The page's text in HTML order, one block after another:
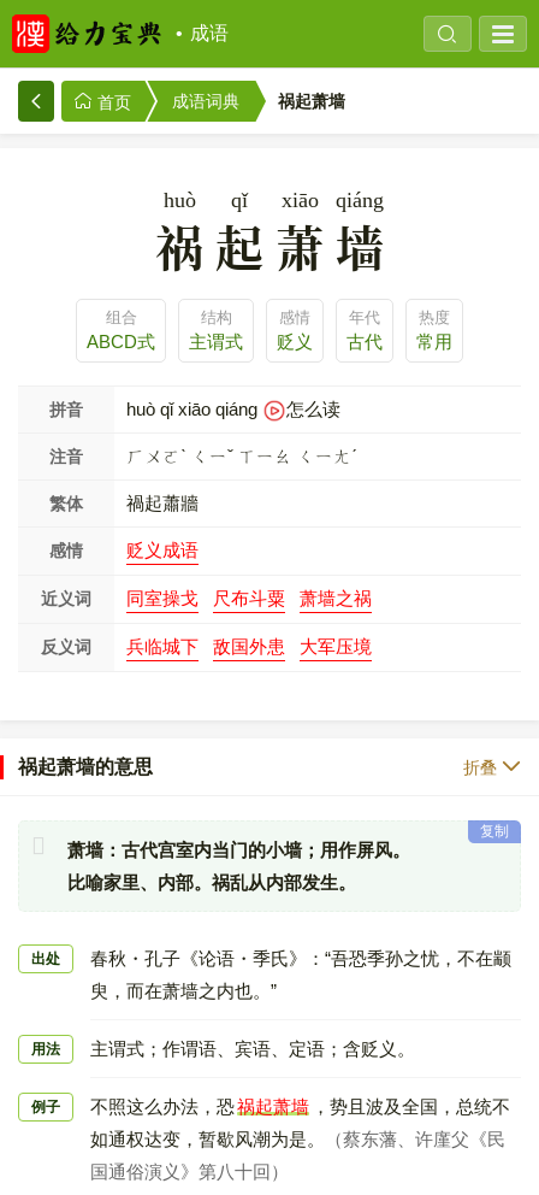
成语
首页 成语词典 祸起萧墙
huò qǐ xiāo qiáng
祸起萧墙
组合
ABCD式
结构
主谓式
感情
贬义
年代
古代
热度
常用
拼音 huò qǐ xiāo qiáng 怎么读
注音 ㄏㄨㄛˋ ㄑㄧˇ ㄒㄧㄠ ㄑㄧㄤˊ
繁体 禍起蕭牆
感情 贬义成语
近义词 同室操戈 尺布斗粟 萧墙之祸
反义词 兵临城下 敌国外患 大军压境
祸起萧墙的意思 折叠
萧墙：古代宫室内当门的小墙；用作屏风。
比喻家里、内部。祸乱从内部发生。
复制
出处
春秋・孔子《论语・季氏》：“吾恐季孙之忧，不在颛
臾，而在萧墙之内也。”
用法 主谓式；作谓语、宾语、定语；含贬义。
例子 不照这么办法，恐祸起萧墙 ，势且波及全国，总统不
如通权达变，暂歇风潮为是。
（蔡东藩、许廑父《民
国通俗演义》第八十回）